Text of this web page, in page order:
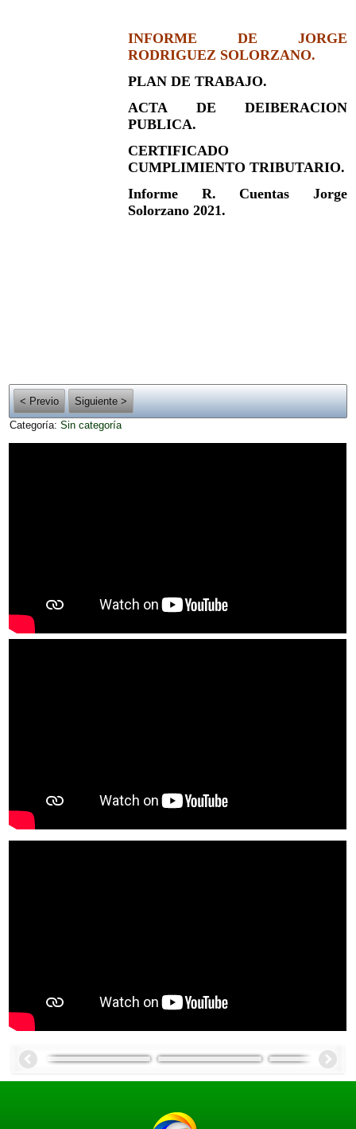
INFORME DE JORGE
RODRIGUEZ SOLORZANO.
PLAN DE TRABAJO.
ACTA DE DEIBERACION
PUBLICA.
CERTIFICADO
CUMPLIMIENTO TRIBUTARIO.
Informe R. Cuentas Jorge
Solorzano 2021.
< Previo
Siguiente >
Categoría:Sin categoría